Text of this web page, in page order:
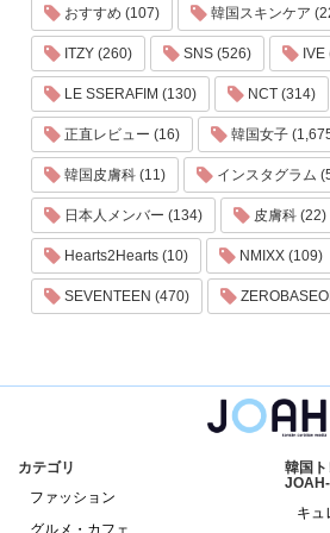
おすすめ (107) 韓国スキンケア
ITZY (260) SNS (526)
LE SSERAFIM (130) NCT (314)
正直レビュー (16) 韓国女子
韓国皮膚科 (11) インスタグラム
日本人メンバー (134) 皮膚科 (22)
Hearts2Hearts (10) NMIXX (109)
SEVENTEEN (470)
カテゴリ
ファッション
グルメ・カフェ
韓国
キュ